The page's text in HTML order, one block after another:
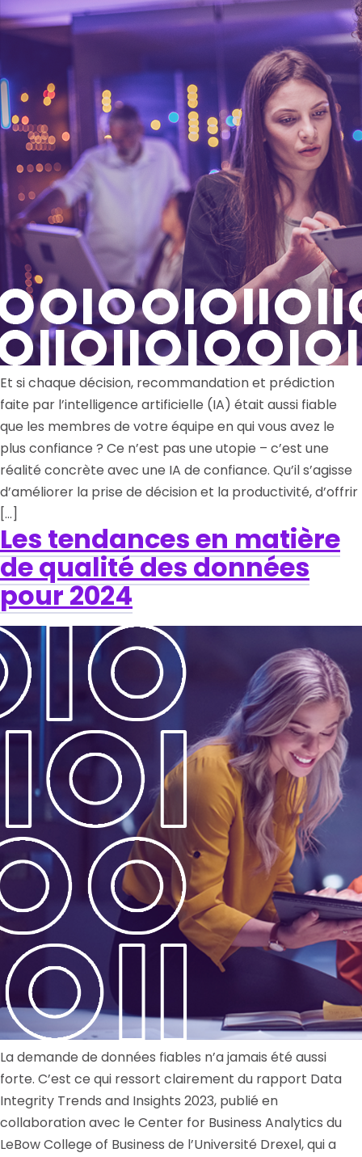
Et si chaque décision, recommandation et prédiction
faite par l’intelligence artificielle (IA) était aussi fiable
que les membres de votre équipe en qui vous avez le
plus confiance ? Ce n’est pas une utopie – c’est une
réalité concrète avec une IA de confiance. Qu’il s’agisse
d’améliorer la prise de décision et la productivité, d’offrir
[…]
Les tendances en matière
de qualité des données
pour 2024
La demande de données fiables n’a jamais été aussi
forte. C’est ce qui ressort clairement du rapport Data
Integrity Trends and Insights 2023, publié en
collaboration avec le Center for Business Analytics du
LeBow College of Business de l’Université Drexel, qui a